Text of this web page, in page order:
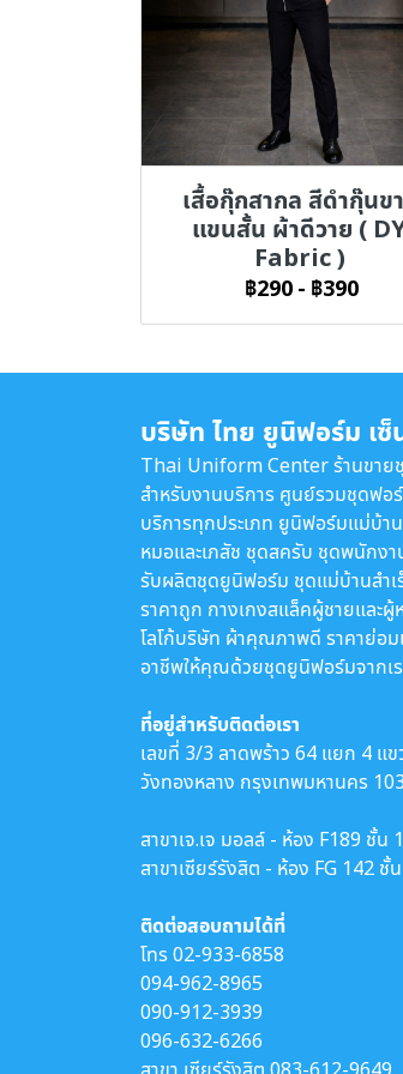
เสื้อกุ๊กสากล สีดำกุ๊นข
แขนสั้น ผ้าดีวาย (
Fabric )
฿290 - ฿390
บริษัท ไทย ยูนิฟอร์ม เซ็
Thai Uniform Center ร้านขา
สำหรับงานบริการ ศูนย์รวมชุดฟอ
บริการทุกประเภท ยูนิฟอร์มแม่บ้าน
หมอและเภสัช ชุดสครับ ชุดพนักงา
รับผลิตชุดยูนิฟอร์ม ชุดแม่บ้านสำเ
ราคาถูก กางเกงสแล็คผู้ชายและ
โลโก้บริษัท ผ้าคุณภาพดี ราคาย่อม
อาชีพให้คุณด้วยชุดยูนิฟอร์มจากเ
ที่อยู่สำหรับติดต่อเรา
เลขที่ 3/3 ลาดพร้าว 64 แยก 4 แ
วังทองหลาง กรุงเทพมหานคร
สาขาเจ.เจ มอลล์ - ห้อง F189 ชั้น
สาขาเซียร์รังสิต - ห้อง FG 142 ชั้
ติดต่อสอบถามได้ที่
โทร02-933-6858
094-962-8965
090-912-3939
096-632-6266
สาขา เซียร์รังสิต 083-612-9649